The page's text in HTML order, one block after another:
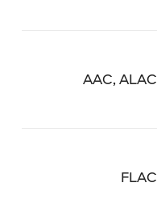
AAC, ALAC
FLAC